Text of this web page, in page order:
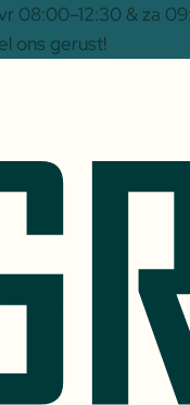
08:00–12:30 & za
ons gerust!